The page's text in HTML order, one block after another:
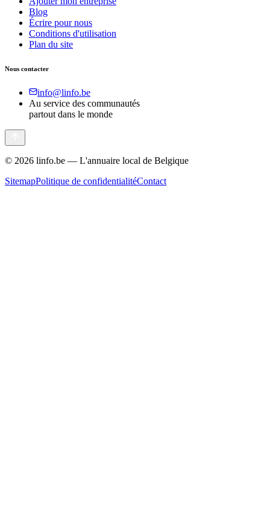
Blog
Écrire pour nous
Conditions d'utilisation
Plan du site
Nous contacter
info@linfo.be
Au service des communautés
partout dans le monde
© 2026 linfo.be — L'annuaire local de Belgique
SitemapPolitique de confidentialitéContact